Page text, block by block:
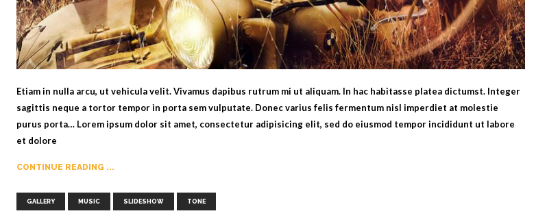
Etiam in nulla arcu, ut vehicula velit. Vivamus dapibus rutrum mi ut aliquam. In hac habitasse platea dictumst. Integer
sagittis neque a tortor tempor in porta sem vulputate. Donec varius felis fermentum nisl imperdiet at molestie
purus porta… Lorem ipsum dolor sit amet, consectetur adipisicing elit, sed do eiusmod tempor incididunt ut labore
et dolore
CONTINUE READING ...
GALLERY MUSIC SLIDESHOW TONE